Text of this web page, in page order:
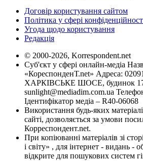
Договір користування сайтом
Політика у сфері
Угода щодо користування
Редакція
© 2000-2026, Korrespondent.net
Суб'єкт у сфері онлайн-медіа
«КореспонденТ.net» Адреса:
ХАРКІВСЬКЕ ШОСЕ, будинок
sunlight@mediadim.com.ua
Ідентифікатор медіа – R40-06068
Використання будь-яких
сайті, дозволяється за умови
Корреспондент.net.
При копіюванні матеріалів зі
і світу» , для інтернет - видань -
відкрите для пошукових систем